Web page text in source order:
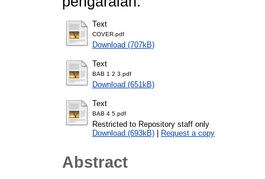
Text
COVER.pdf
Download (707kB)
Text
BAB 1 2 3.pdf
Download (651kB)
Text
BAB 4 5.pdf
Restricted to Repository staff only
Download (693kB) | Request a copy
Abstract